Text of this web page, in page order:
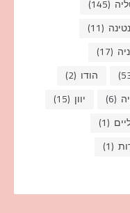
(145)
(11)
(17)
הודו (2)
(6) יוון (15)
(1)
(1)